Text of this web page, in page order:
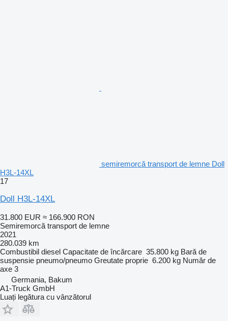
semiremorcă transport de lemne Doll
H3L-14XL
17
Doll H3L-14XL
31.800 EUR ≈ 166.900 RON
Semiremorcă transport de lemne
2021
280.039 km
Combustibil diesel Capacitate de încărcare 35.800 kg Bară de
suspensie pneumo/pneumo Greutate proprie 6.200 kg Număr de
axe 3
Germania, Bakum
A1-Truck GmbH
Luați legătura cu vânzătorul